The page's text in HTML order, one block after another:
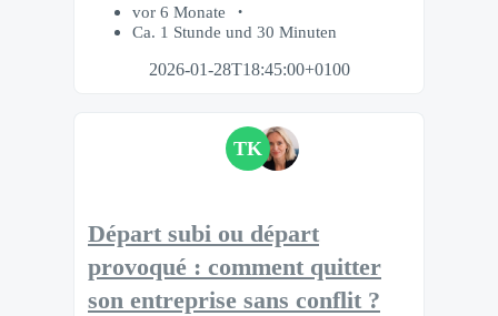
vor 6 Monate
Ca. 1 Stunde und 30 Minuten
2026-01-28T18:45:00+0100
TK
Départ subi ou départ
provoqué : comment quitter
son entreprise sans conflit ?